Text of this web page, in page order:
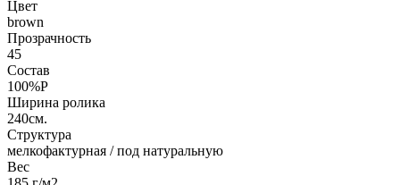
Цвет
brown
Прозрачность
45
Состав
100%P
Ширина ролика
240см.
Структура
мелкофактурная / под натуральную
Вес